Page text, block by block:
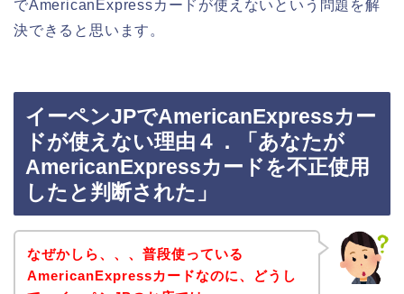
でAmericanExpressカードが使えないという問題を解
決できると思います。
イーペンJPでAmericanExpressカー
ドが使えない理由４．「あなたが
AmericanExpressカードを不正使用
したと判断された」
なぜかしら、、、普段使っている
AmericanExpressカードなのに、どうし